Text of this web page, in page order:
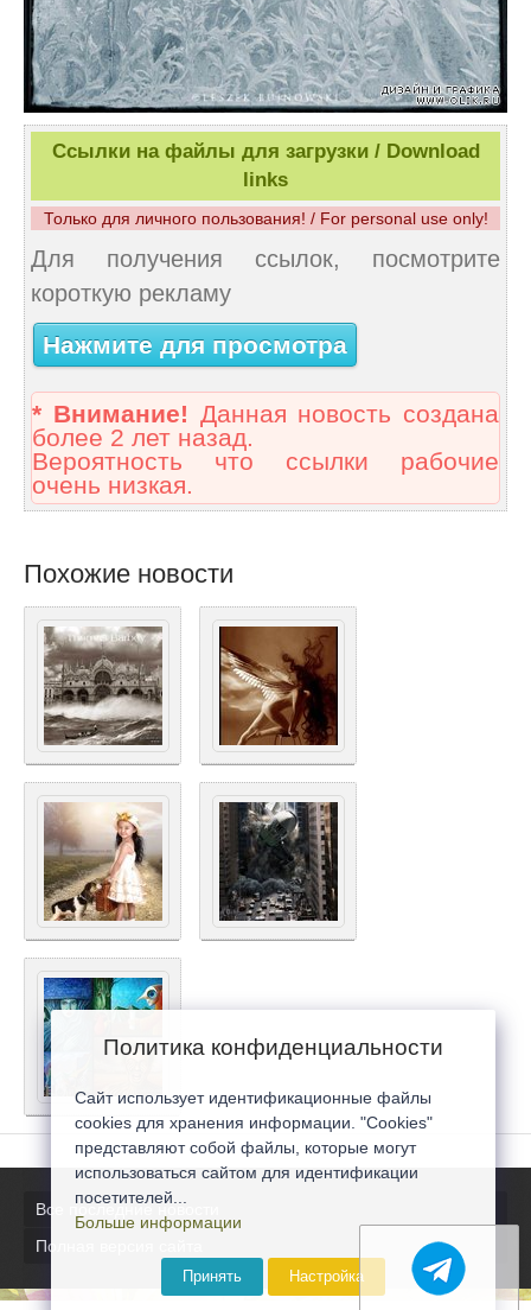
Ссылки на файлы для загрузки / Download
links
Только для личного пользования! / For personal use only!
Для получения ссылок, посмотрите
короткую рекламу
Нажмите для просмотра
* Внимание! Данная новость создана
более 2 лет назад.
Вероятность что ссылки рабочие
очень низкая.
Похожие новости
Все последние новости
Полная версия сайта
Политика конфиденциальности
Сайт использует идентификационные файлы
cookies для хранения информации. "Cookies"
представляют собой файлы, которые могут
использоваться сайтом для идентификации
посетителей...
Больше информации
Принять Настройка